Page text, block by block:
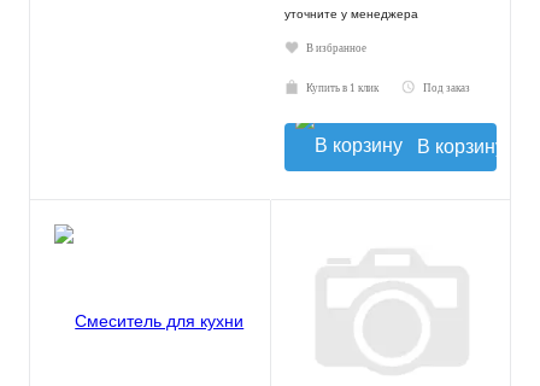
уточните у менеджера
В избранное
Купить в 1 клик Под заказ
В корзину